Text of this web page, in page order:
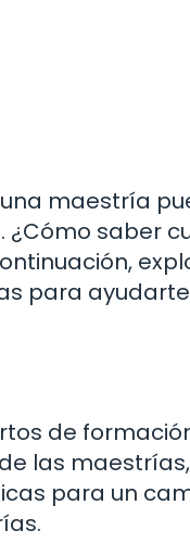
maestría
saber
para
de
las
para un